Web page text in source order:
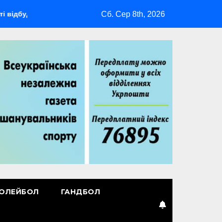
мультиспортивний табір ГАРТ 2026 – як долучитися
Сб. Сер 8th, 2026
ГАНДБОЛ